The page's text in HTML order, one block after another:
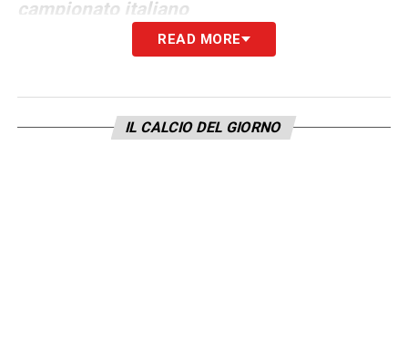
campionato italiano
READ MORE
IL CALCIO DEL GIORNO